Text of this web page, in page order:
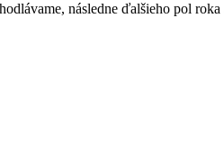
následne ďalšieho pol